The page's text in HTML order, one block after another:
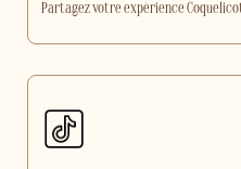
Partagez votre expérience